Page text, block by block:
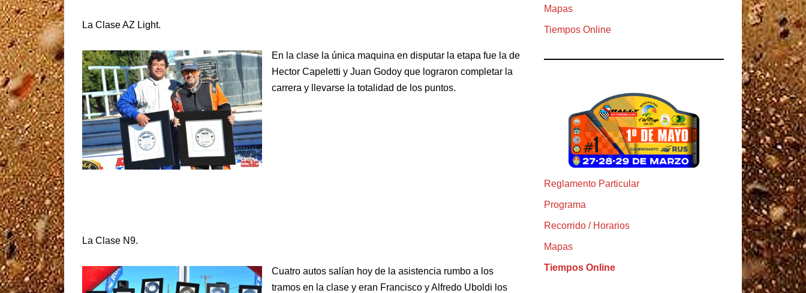
La Clase AZ Light.
En la clase la única maquina en disputar la etapa fue la de
Hector Capeletti y Juan Godoy que lograron completar la
carrera y llevarse la totalidad de los puntos.
La Clase N9.
Cuatro autos salían hoy de la asistencia rumbo a los
tramos en la clase y eran Francisco y Alfredo Uboldi los
Mapas
Tiempos Online
Reglamento Particular
Programa
Recorrido / Horarios
Mapas
Tiempos Online